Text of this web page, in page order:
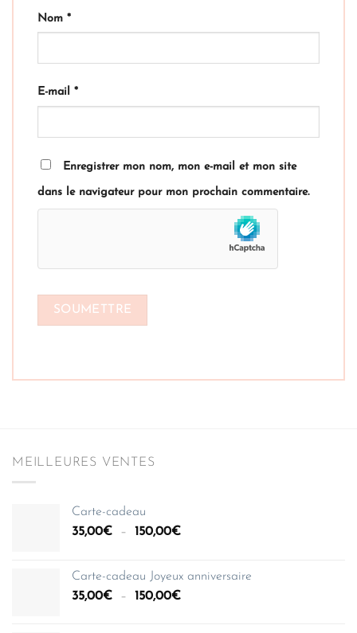
Nom *
E-mail *
Enregistrer mon nom, mon e-mail et mon site
dans le navigateur pour mon prochain commentaire.
MEILLEURES VENTES
Carte-cadeau
35,00€ – 150,00€Plage
35,00€
à
Carte-cadeau Joyeux anniversaire
35,00€ – 150,00€Plage